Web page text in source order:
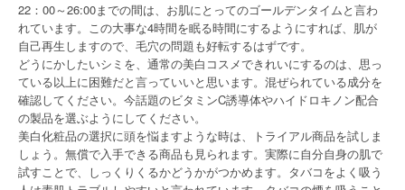
22：00～26:00までの間は、お肌にとってのゴールデンタイムと言わ
れています。この大事な4時間を眠る時間にするようにすれば、肌が
自己再生しますので、毛穴の問題も好転するはずです。
どうにかしたいシミを、通常の美白コスメできれいにするのは、思っ
ている以上に困難だと言っていいと思います。混ぜられている成分を
確認してください。今話題のビタミンC誘導体やハイドロキノン配合
の製品を選ぶようにしてください。
美白化粧品の選択に頭を悩ますような時は、トライアル商品を試しま
しょう。無償で入手できる商品も見られます。実際に自分自身の肌で
試すことで、しっくりくるかどうかがつかめます。タバコをよく吸う